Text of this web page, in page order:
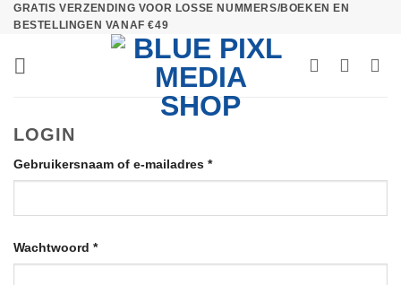
Ga
naar
inhoud
GRATIS VERZENDING VOOR LOSSE NUMMERS/BOEKEN EN
BESTELLINGEN VANAF €49
LOGIN
Gebruikersnaam of e-mailadres *Vereist
Wachtwoord *Vereist